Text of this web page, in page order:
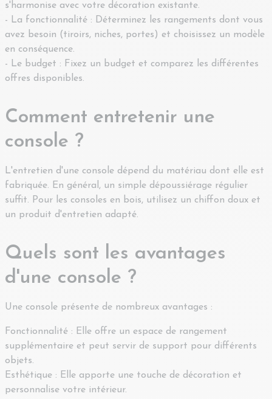
s'harmonise avec votre décoration existante.
- La fonctionnalité : Déterminez les rangements dont vous
avez besoin (tiroirs, niches, portes) et choisissez un modèle
en conséquence.
- Le budget : Fixez un budget et comparez les différentes
offres disponibles.
Comment entretenir une
console ?
L'entretien d'une console dépend du matériau dont elle est
fabriquée. En général, un simple dépoussiérage régulier
suffit. Pour les consoles en bois, utilisez un chiffon doux et
un produit d'entretien adapté.
Quels sont les avantages
d'une console ?
Une console présente de nombreux avantages :
Fonctionnalité : Elle offre un espace de rangement
supplémentaire et peut servir de support pour différents
objets.
Esthétique : Elle apporte une touche de décoration et
personnalise votre intérieur.